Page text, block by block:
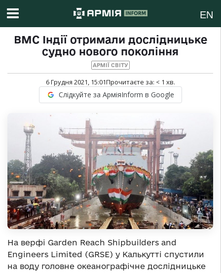
EN
ВМС Індії отримали дослідницьке
судно нового покоління
АРМІЇ СВІТУ
6 Грудня 2021, 15:01Прочитаєте за: < 1 хв.
Слідкуйте за АрміяInform в Google
На верфі Garden Reach Shipbuilders and
Engineers Limited (GRSE) у Калькутті спустили
на воду головне океанографічне дослідницьке